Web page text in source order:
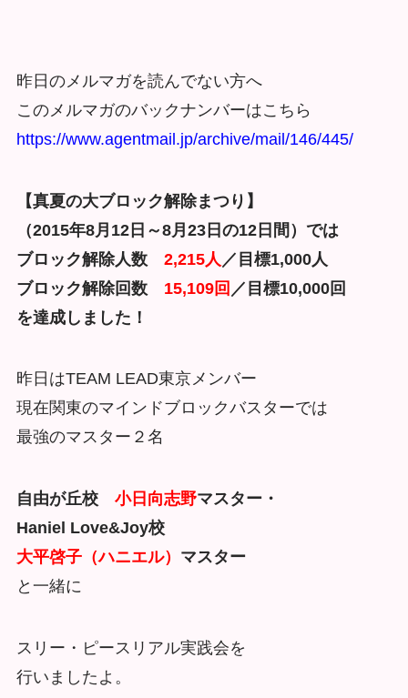
昨日のメルマガを読んでない方へ
このメルマガのバックナンバーはこちら
https://www.agentmail.jp/archive/mail/146/445/
【真夏の大ブロック解除まつり】
（2015年8月12日～8月23日の12日間）では
ブロック解除人数 2,215人 ／目標1,000人
ブロック解除回数 15,109回 ／目標10,000回
を達成しました！
昨日はTEAM LEAD東京メンバー
現在関東のマインドブロックバスターでは
最強のマスター２名
自由が丘校 小日向志野マスター・
Haniel Love&Joy校
大平啓子（ハニエル） マスター
と一緒に
スリー・ピースリアル実践会を
行いましたよ。